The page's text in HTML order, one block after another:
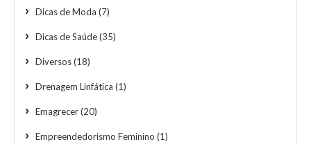
Dicas de Moda (7)
Dicas de Saúde(35)
Diversos(18)
Drenagem Linfática (1)
Emagrecer(20)
Empreendedorismo Feminino (1)